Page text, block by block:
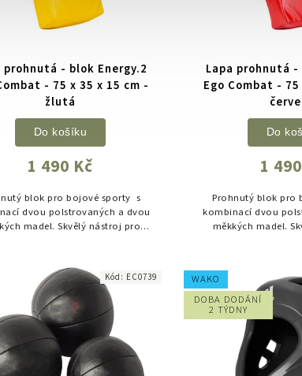
prohnutá - blok Energy.2
- 75 x 35 x 15 cm -
žlutá
1 490 Kč
Do košíku
blok pro bojové sporty s
dvou polstrovaných a dvou
madel. Skvělý nástroj pro
Lapa prohnutá -
Ego Combat -
1
Do
Prohnutý blok pro
kombinací dvou
měkkých madel.
Kód: EC0739
WAKO
DOBA DODÁNÍ
2 TÝDNY